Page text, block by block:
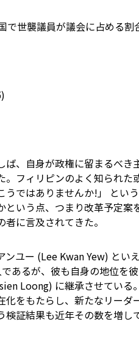
で世襲議員が議会に占める割
ば、自身が政権に留まるべ
。フィリピンのよく知られた
うではありませんか!」 とい
という点、つまり改革予定
に言及されてきた。
ンユー (Lee Kwan Yew) とい
あるが、彼も自身の地位を
Loong) に継承させてい
化をもたらし、新たなリー
証結果も近年その数を増し